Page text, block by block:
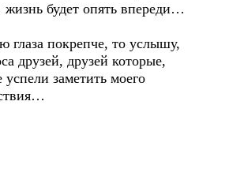
жизнь будет опять впереди…
глаза покрепче, то услышу,
друзей, друзей которые,
заметить моего